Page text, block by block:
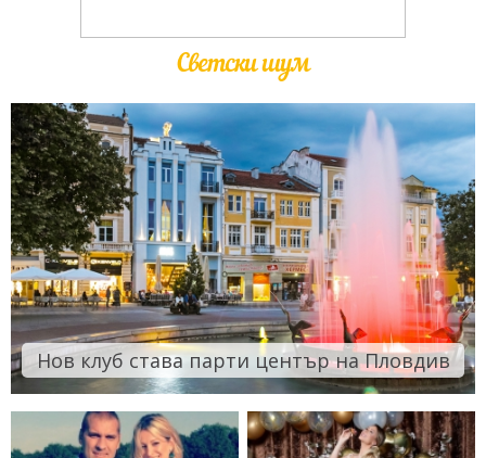
Светски шум
Нов клуб става парти център на Пловдив